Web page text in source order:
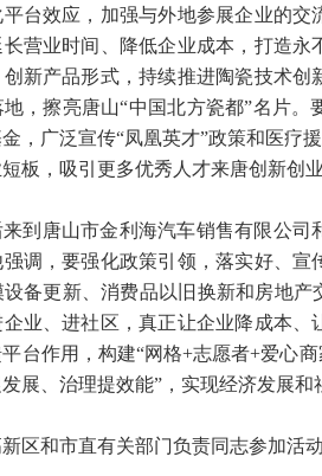
台效应，加强与外地参展企业的
营业时间、降低企业成本，打造
新产品形式，持续推进陶瓷技术
，擦亮唐山“中国北方瓷都”名片
，广泛宣传“凤凰英才”政策和医疗
板，吸引更多优秀人才来唐创新创业
到唐山市金利海汽车销售有限公
调，要强化政策引领，落实好、宣
备更新、消费品以旧换新和房地
业、进社区，真正让企业降成本
台作用，构建“网格+志愿者+爱心
展、治理提效能”，实现经济发展和
区和市直有关部门负责同志参加活动